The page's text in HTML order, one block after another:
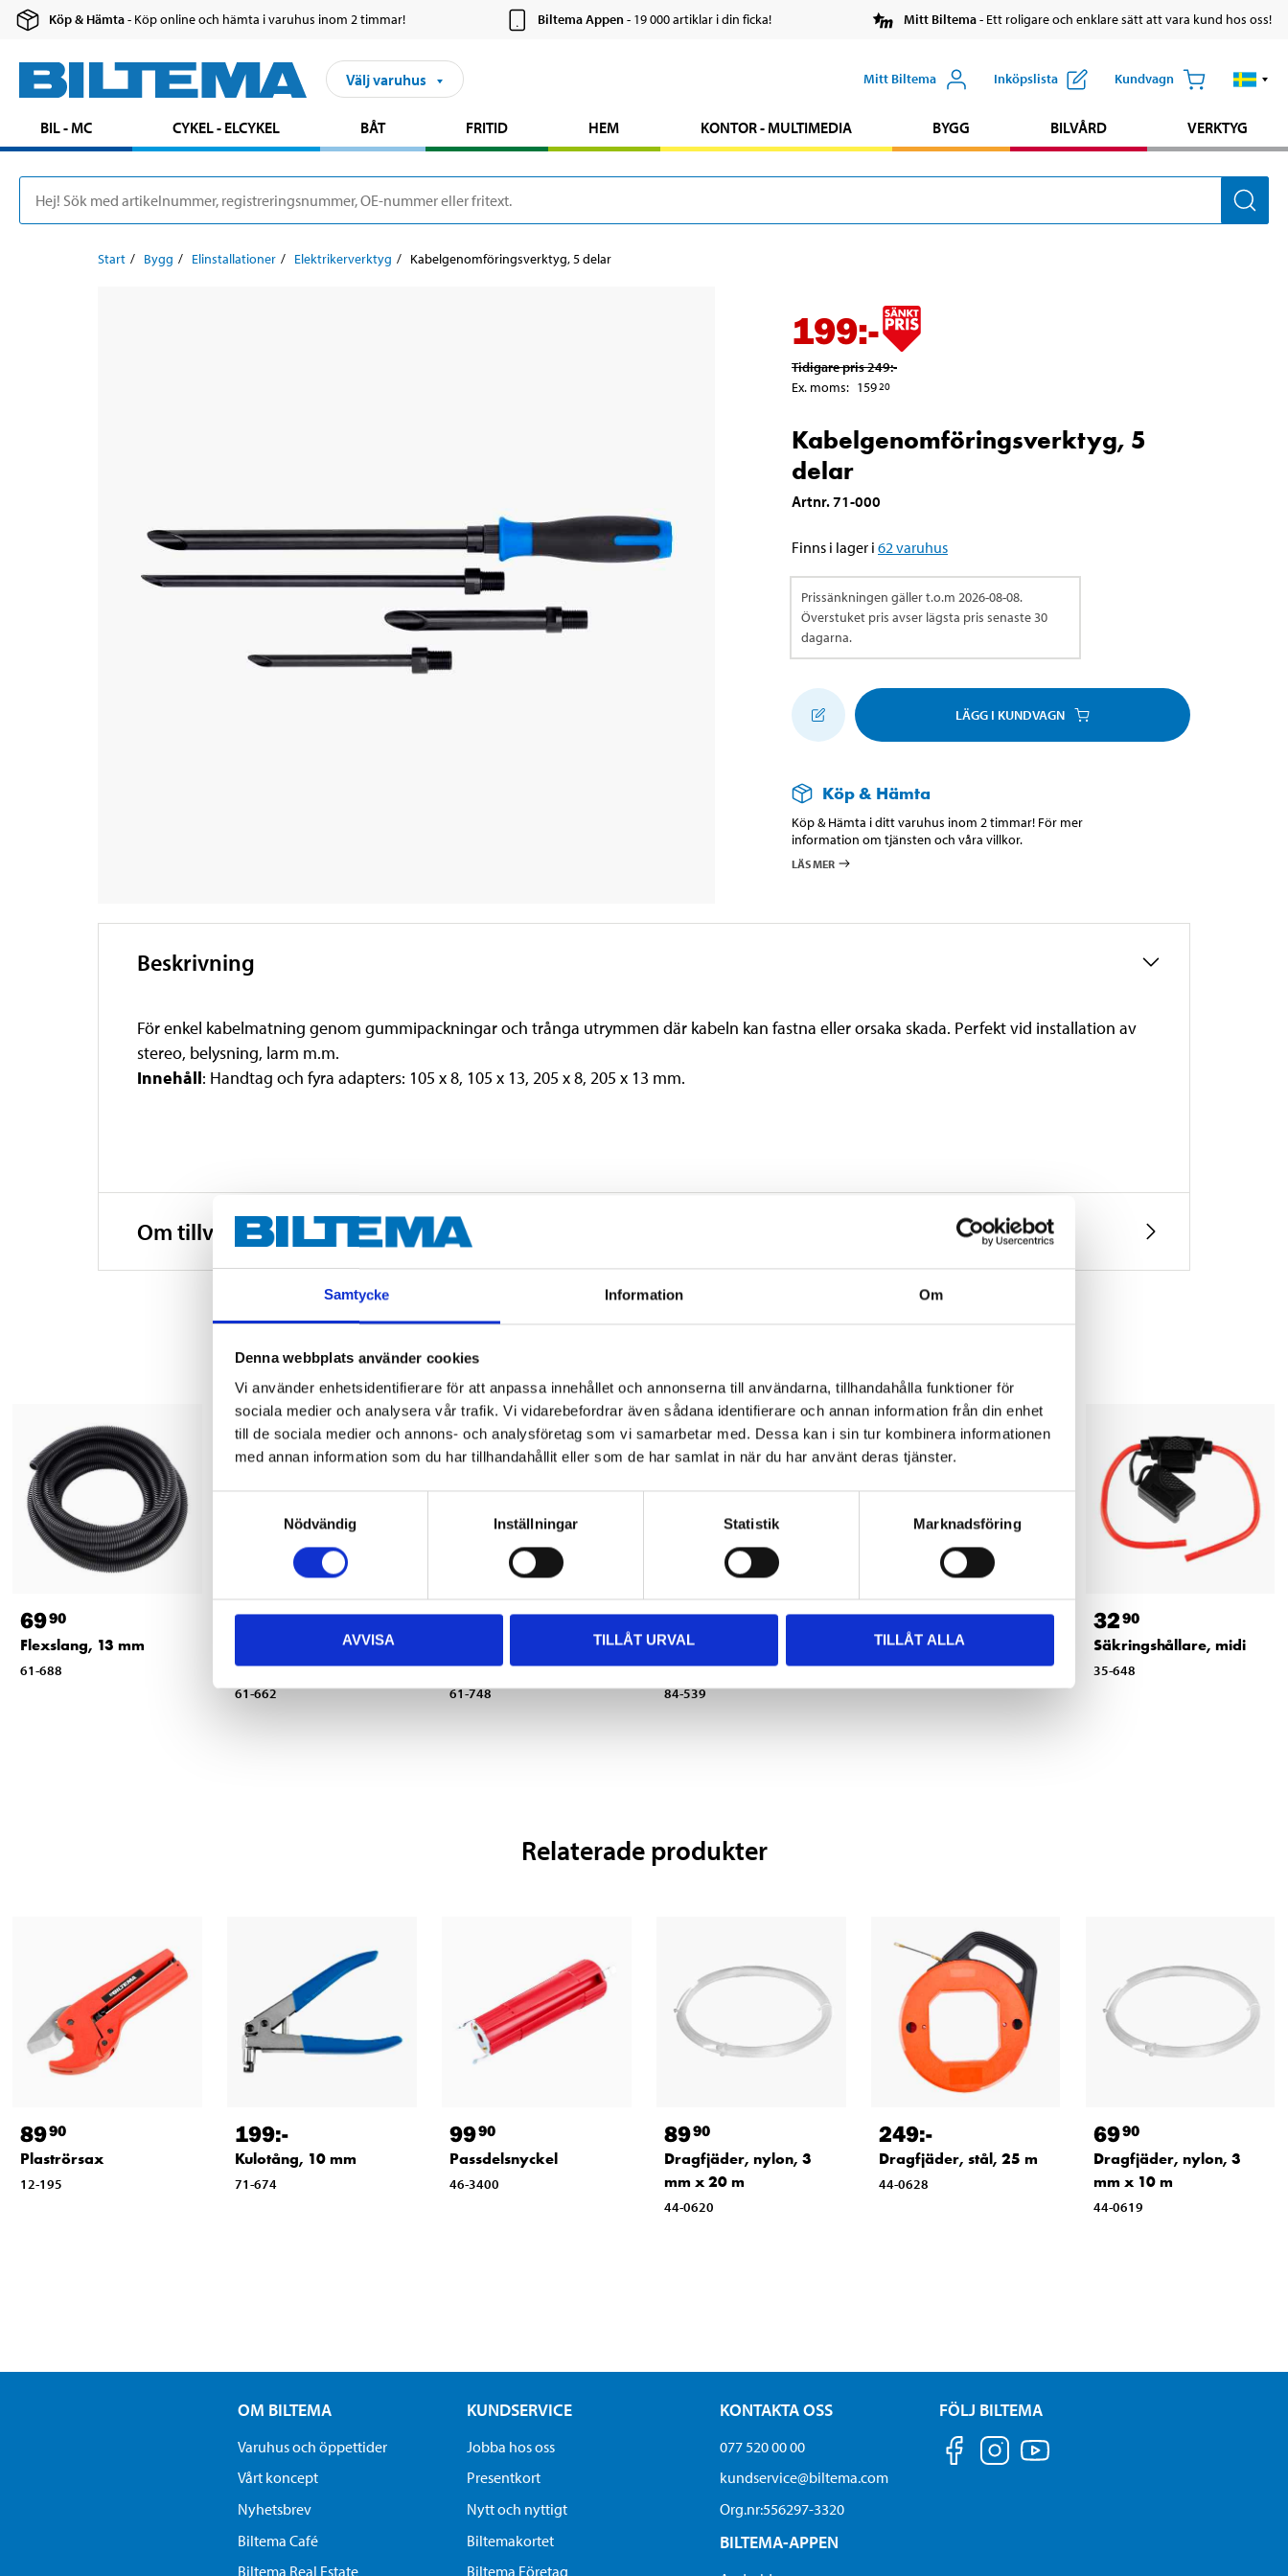
Samtycke Information Om
Denna webbplats använder cookies
Vi använder enhetsidentifierare för att anpassa innehållet och annonserna till användarna, tillhandahålla funktioner för
sociala medier och analysera vår trafik. Vi vidarebefordrar även sådana identifierare och annan information från din enhet
till de sociala medier och annons- och analysföretag som vi samarbetar med. Dessa kan i sin tur kombinera informationen
med annan information som du har tillhandahållit eller som de har samlat in när du har använt deras tjänster.
Nödvändig
Inställningar Statistik Marknadsföring
AVVISA TILLÅT URVAL TILLÅT ALLA
Köp & Hämta- Köp online och hämta i varuhus inom 2 timmar! Biltema Appen- 19 000 artiklar i din ficka! Mitt Biltema- Ett roligare och enklare sätt att vara kund hos oss!
Välj varuhus Mitt Biltema Inköpslista Kundvagn
BIL - MC CYKEL - ELCYKEL BÅT FRITID HEM KONTOR - MULTIMEDIA BYGG BILVÅRD VERKTYG
Start Bygg Elinstallationer Elektrikerverktyg Kabelgenomföringsverktyg, 5 delar
199:-
Tidigare pris249:-
Ex. moms: 159 20
Kabelgenomföringsverktyg, 5
delar
Artnr.71-000
Finns i lager i 62varuhus
Prissänkningen gäller t.o.m 2026-08-08.
Överstuket pris avser lägsta pris senaste 30
dagarna.
LÄGG I KUNDVAGN
Köp & Hämta
Köp & Hämta i ditt varuhus inom 2 timmar! För mer
information om tjänsten och våra villkor.
LÄS MER
Beskrivning
För enkel kabelmatning genom gummipackningar och trånga utrymmen där kabeln kan fastna eller orsaka skada. Perfekt vid installation av
stereo, belysning, larm m.m.
Innehåll: Handtag och fyra adapters: 105 x 8, 105 x 13, 205 x 8, 205 x 13 mm.
Om tillverkaren
6990
Flexslang, 13 mm
61-688
169:-
Krympslangskit med
lim, 76 st.
61-662
2690
Monteringsplattor för
buntband, 10 st.
61-748
259:-
Lågspänningskabel
12/24 V, 4,5 mm²
84-539
4990
Kablagetejp, 19 mm
61-638
3290
Säkringshållare, midi
35-648
Relaterade produkter
8990
Plaströrsax
12-195
199:-
Kulotång, 10 mm
71-674
9990
Passdelsnyckel
46-3400
8990
Dragfjäder, nylon, 3
mm x 20 m
44-0620
249:-
Dragfjäder, stål, 25 m
44-0628
6990
Dragfjäder, nylon, 3
mm x 10 m
44-0619
OM BILTEMA
Varuhus och öppettider
Vårt koncept
Nyhetsbrev
Biltema Café
Biltema Real Estate
KUNDSERVICE
Jobba hos oss
Presentkort
Nytt och nyttigt
Biltemakortet
Biltema Företag
KONTAKTA OSS
077 520 00 00
kundservice@biltema.com
Org.nr:556297-3320
BILTEMA-APPEN
FÖLJ BILTEMA